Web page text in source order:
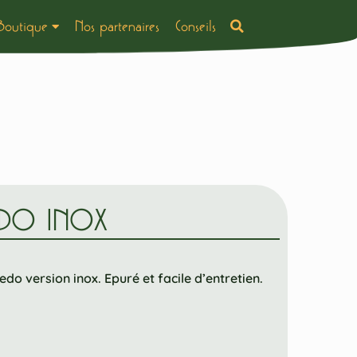
Boutique Nos partenaires Conseils
INOX
version inox. Epuré et facile d’entretien.